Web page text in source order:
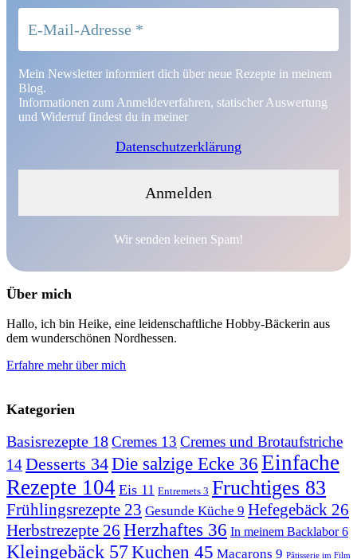
Mein Newsletter informiert dich über neue Rezepte in meinem
Blog.
Informationen zum Anmeldeverfahren, statischer Auswertung
und Widerruf findest du in meiner
Datenschutzerklärung
Wir senden keinen Spam!
Über mich
Hallo, ich bin Heike, eine leidenschaftliche Hobby-Bäckerin aus
dem wunderschönen Nordhessen.
Erfahre mehr über mich
Kategorien
Basisrezepte 18Cremes 13 Cremes und Brotaufstriche
14Desserts 34Die salzige Ecke 36 Einfache
Rezepte 104 Eis 11 Entremets 3 Fruchtiges 83
Frühlingsrezepte 23 Gesunde Küche 9 Hefegebäck 26
Herbstrezepte 26 Herzhaftes 36 In meinem Backlabor6
Kleingebäck 57Kuchen 45 Macarons 9 Pâtisserie im Film